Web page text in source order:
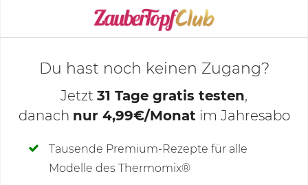
KOCHMODUS STARTEN
Deine Notizen
Du hast noch keinen Zugang?
Jetzt 31 Tage gratis testen,
danach nur 4,99€/Monat im Jahresabo
Tausende Premium-Rezepte für alle
Modelle des Thermomix®